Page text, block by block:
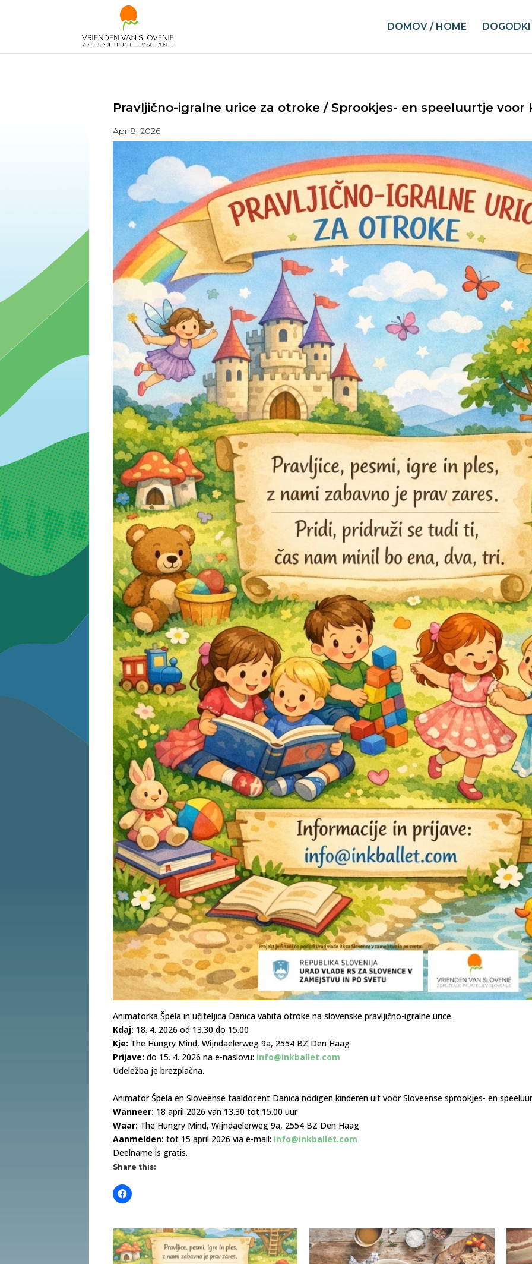
DOMOV / HOME
Pravljično-igralne urice za otroke / Sprookjes- en speeluurtje voor
Apr 8, 2026
Animatorka Špela in učiteljica Danica vabita otroke na slovenske pravljično-igralne urice.
Kdaj: 18. 4. 2026 od 13.30 do 15.00
Kje: The Hungry Mind, Wijndaelerweg 9a, 2554 BZ Den Haag
Prijave: do 15. 4. 2026 na e-naslovu: info@inkballet.com
Udeležba je brezplačna.
Animator Špela en Sloveense taaldocent Danica nodigen kinderen uit voor Sloveense sprookjes- en
Wanneer: 18 april 2026 van 13.30 tot 15.00 uur
Waar: The Hungry Mind, Wijndaelerweg 9a, 2554 BZ Den Haag
Aanmelden: tot 15 april 2026 via e-mail: info@inkballet.com
Deelname is gratis.
Share this: